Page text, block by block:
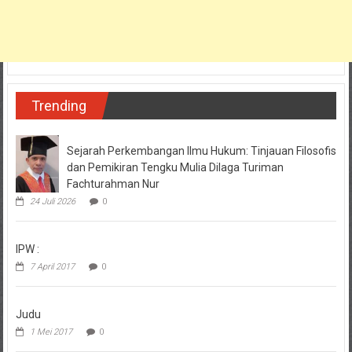
Trending
Sejarah Perkembangan Ilmu Hukum: Tinjauan Filosofis
dan Pemikiran Tengku Mulia Dilaga Turiman
Fachturahman Nur
24 Juli 2026 0
IPW :
7 April 2017 0
Judu
1 Mei 2017 0